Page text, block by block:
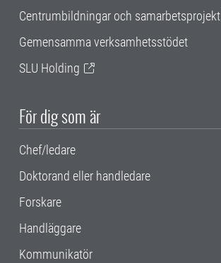
Centrumbildningar och samarbetsprojekt
Gemensamma verksamhetsstödet
SLU Holding
För dig som är
Chef/ledare
Doktorand eller handledare
Forskare
Handläggare
Kommunikatör